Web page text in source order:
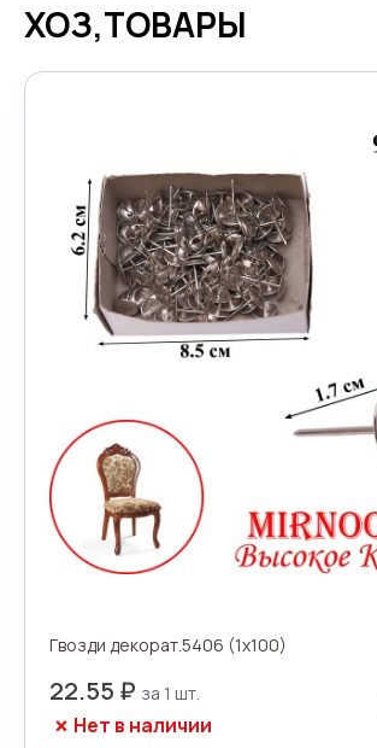
ХОЗ,ТОВАРЫ
Гвозди декорат.5406 (1х100)
22.55 ₽
Нет в наличии